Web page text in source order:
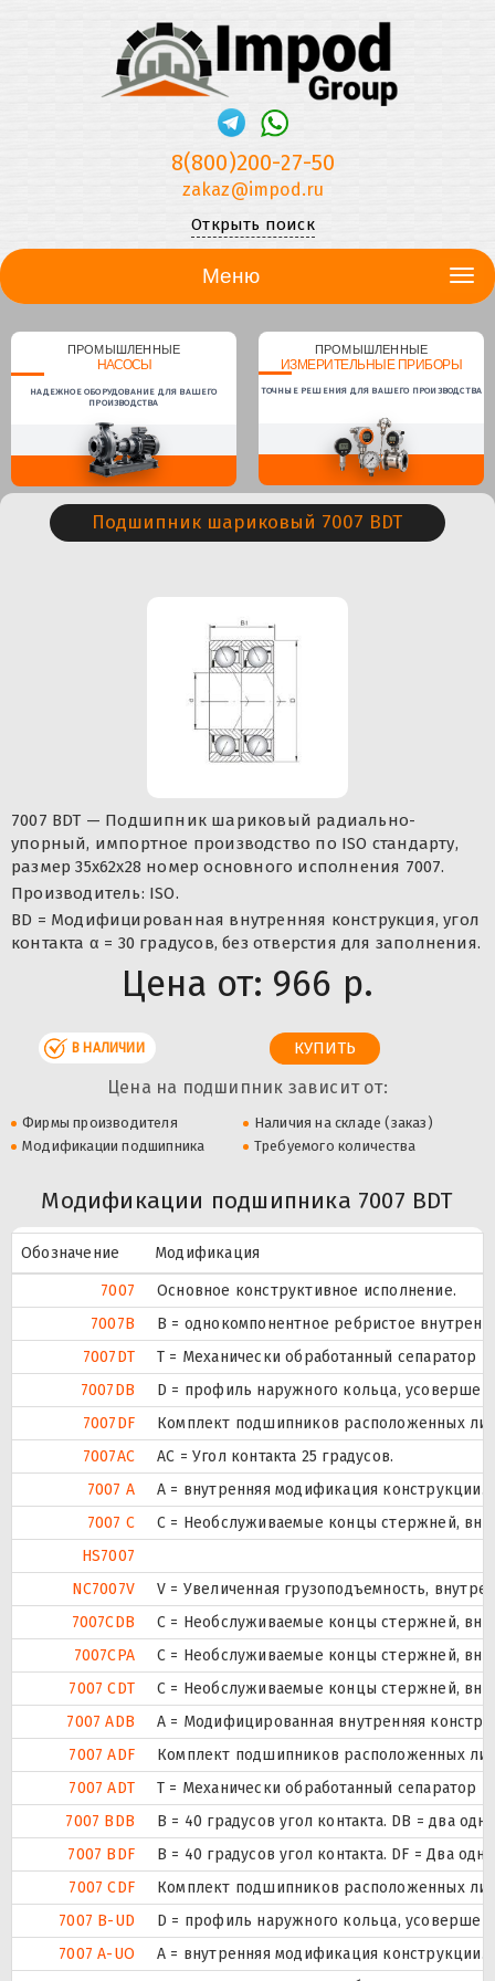
8(800)200-27-50
zakaz@impod.ru
Открыть поиск
Меню
ПРОМЫШЛЕННЫЕ
НАСОСЫ
НАДЕЖНОЕ ОБОРУДОВАНИЕ ДЛЯ ВАШЕГО
ПРОИЗВОДСТВА
ПРОМЫШЛЕННЫЕ
ИЗМЕРИТЕЛЬНЫЕ ПРИБОРЫ
ТОЧНЫЕ РЕШЕНИЯ ДЛЯ ВАШЕГО ПРОИЗВОДСТВА
Подшипник шариковый 7007 BDT
7007 BDT — Подшипник шариковый радиально-
упорный, импортное производство по ISO стандарту,
размер 35x62x28 номер основного исполнения 7007.
Производитель: ISO.
BD = Модифицированная внутренняя конструкция, угол
контакта α = 30 градусов, без отверстия для заполнения.
Цена от: 966 р.
В НАЛИЧИИ
Цена на подшипник зависит от:
Фирмы производителя
Наличия на складе (заказ)
Модификации подшипника
Требуемого количества
Модификации подшипника 7007 BDT
Обозначение
Модификация
7007
Основное конструктивное исполнение.
7007B
B = однокомпонентное ребристое
7007DT
T = Механически обработанный сепаратор
7007DB
D = профиль наружного кольца,
7007DF
Комплект подшипников расположенных
7007AC
AC = Угол контакта 25 градусов.
7007 A
A = внутренняя модификация конструкции.
7007 C
С = Необслуживаемые концы стержней,
HS7007
NC7007V
V = Увеличенная грузоподъемность,
7007CDB
С = Необслуживаемые концы стержней,
7007CPA
С = Необслуживаемые концы стержней,
7007 CDT
С = Необслуживаемые концы стержней,
7007 ADB
A = Модифицированная внутренняя
7007 ADF
Комплект подшипников расположенных
7007 ADT
T = Механически обработанный сепаратор
7007 BDB
B = 40 градусов угол контакта. DB = два
7007 BDF
B = 40 градусов угол контакта. DF = Два
7007 CDF
Комплект подшипников расположенных
7007 B-UD
D = профиль наружного кольца,
7007 A-UO
A = внутренняя модификация конструкции.